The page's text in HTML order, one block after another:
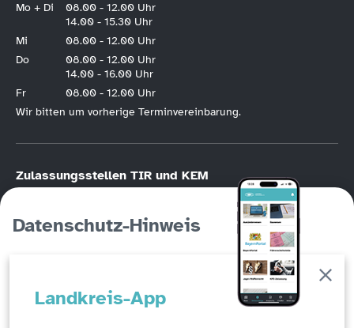
Datenschutz-Hinweis
Auf dieser Seite werden Cookies eingesetzt, um ein
erweitertes Benutzungserlebnis zu erzeugen und die
Landkreis-App
Mo + Di
08.00 - 12.00 Uhr
14.00 - 15.30 Uhr
Mi
08.00 - 12.00 Uhr
Do
08.00 - 12.00 Uhr
14.00 - 16.00 Uhr
Fr
08.00 - 12.00 Uhr
Wir bitten um vorherige Terminvereinbarung.
Zulassungsstellen TIR und KEM
Online-Terminvereinbarung
Bitte halten Sie die Hotline der KFZ-Terminvereinbarung unbedingt frei, wenn
Sie die Möglichkeit der Online-Registrierung haben. Die KFZ-Hotline
09642/707760) ist in erster Linie für
Abfallwirtschaftszentrum Steinmühle –
Öffnungszeiten